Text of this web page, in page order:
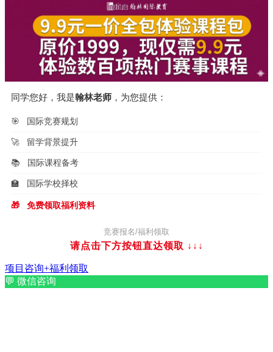
同学您好，我是翰林老师 ，为您提供：
🎯 国际竞赛规划
🚀 留学背景提升
📚 国际课程备考
🏫 国际学校择校
🎁 免费领取福利资料
竞赛报名/福利领取
请点击下方按钮直达领取 ↓↓↓
项目咨询+福利领取
💬 微信咨询